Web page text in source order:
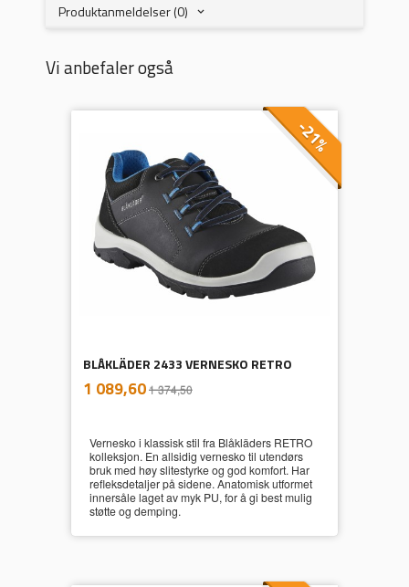
Produktanmeldelser (0)
Vi anbefaler også
BLÅKLÄDER 2433 VERNESKO RETRO
Tilbud
1 089,601 374,50
-21%
mva.
Vernesko i klassisk stil fra Blåkläders RETRO
kolleksjon. En allsidig vernesko til utendørs
bruk med høy slitestyrke og god komfort. Har
refleksdetaljer på sidene. Anatomisk utformet
innersåle laget av myk PU, for å gi best mulig
støtte og demping.